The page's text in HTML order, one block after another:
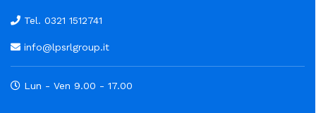
Tel. 0321 1512741
info@lpsrlgroup.it
Lun - Ven 9.00 - 17.00